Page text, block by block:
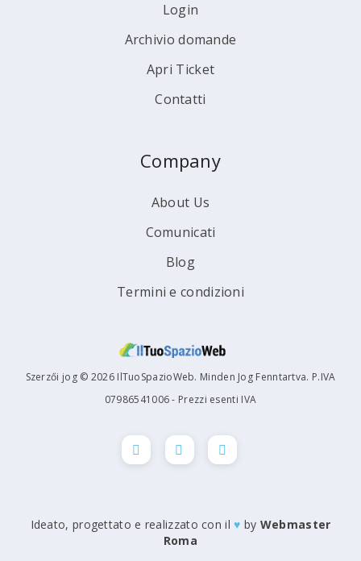
Login
Archivio domande
Apri Ticket
Contatti
Company
About Us
Comunicati
Blog
Termini e condizioni
Szerzői jog © 2026 IlTuoSpazioWeb. Minden Jog Fenntartva. P.IVA
07986541006 - Prezzi esenti IVA
Ideato, progettato e realizzato con il♥ by Webmaster
Roma